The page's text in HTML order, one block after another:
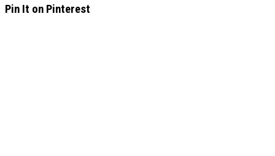
Pin It on Pinterest